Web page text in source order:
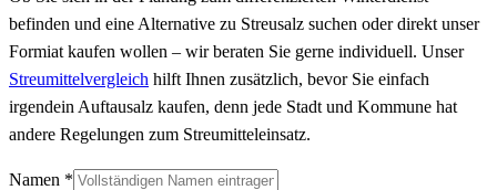
befinden und eine Alternative zu Streusalz suchen oder direkt unser
Formiat kaufen wollen – wir beraten Sie gerne individuell. Unser
Streumittelvergleich hilft Ihnen zusätzlich, bevor Sie einfach
irgendein Auftausalz kaufen, denn jede Stadt und Kommune hat
andere Regelungen zum Streumitteleinsatz.
Namen *